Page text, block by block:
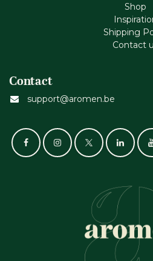
Shop
Shipping
Contact
Contact
support@aromen.be